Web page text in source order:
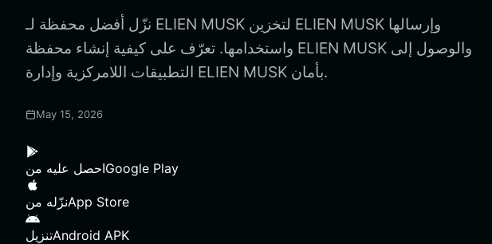
Español
Português (Brasil)
Español (Argentina)
نزّل أفضل محفظة لـ ELIEN MUSK لتخزين ELIEN MUSK وإرسالها
واستخدامها. تعرّف على كيفية إنشاء محفظة ELIEN MUSK والوصول إلى
التطبيقات اللامركزية وإدارة ELIEN MUSK بأمان.
May 15, 2026
احصل عليه منGoogle Play
نزّله منApp Store
تنزيلAndroid APK